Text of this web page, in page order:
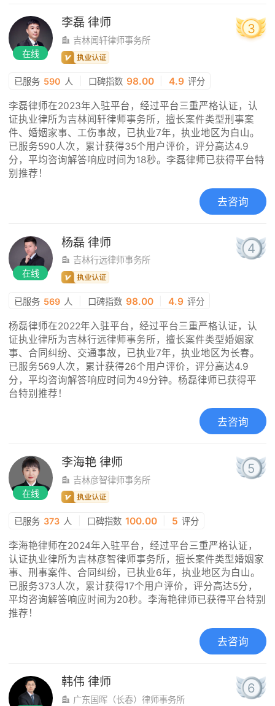
在线
李磊 律师
吉林闻轩律师事务所
3
已服务 590 人 口碑指数 98.00 4.9 评分
李磊律师在2023年入驻平台，经过平台三重严格认证，认
证执业律所为吉林闻轩律师事务所，擅长案件类型刑事案
件、婚姻家事、工伤事故，已执业7年，执业地区为白山。
已服务590人次，累计获得35个用户评价，评分高达4.9
分，平均咨询解答响应时间为18秒。李磊律师已获得平台特
别推荐！
去咨询
在线
杨磊 律师
吉林行远律师事务所
4
已服务 569 人 口碑指数 98.00 4.9 评分
杨磊律师在2022年入驻平台，经过平台三重严格认证，认
证执业律所为吉林行远律师事务所，擅长案件类型婚姻家
事、合同纠纷、交通事故，已执业7年，执业地区为长春。
已服务569人次，累计获得26个用户评价，评分高达4.9
分，平均咨询解答响应时间为49分钟。杨磊律师已获得平
台特别推荐！
去咨询
在线
李海艳 律师
吉林彦智律师事务所
5
已服务 373 人 口碑指数 100.00 5 评分
李海艳律师在2024年入驻平台，经过平台三重严格认证，
认证执业律所为吉林彦智律师事务所，擅长案件类型婚姻家
事、刑事案件、合同纠纷，已执业6年，执业地区为白山。
已服务373人次，累计获得17个用户评价，评分高达5分，
平均咨询解答响应时间为20秒。李海艳律师已获得平台特别
推荐！
去咨询
韩伟 律师
广东国晖（长春）律师事务所
6